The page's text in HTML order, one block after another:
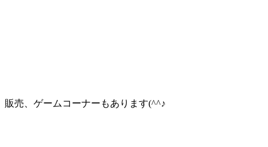
販売、ゲームコーナーもあります(^^♪